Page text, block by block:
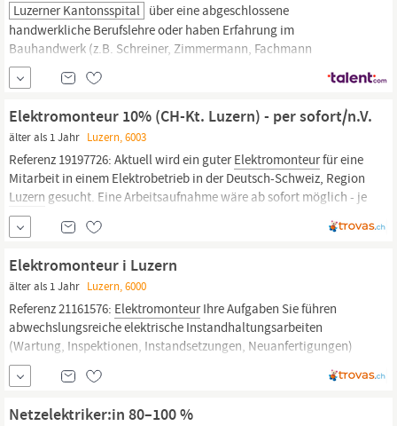
Luzerner Kantonsspital über eine abgeschlossene
handwerkliche Berufslehre oder haben Erfahrung im
Bauhandwerk (z.B. Schreiner, Zimmermann, Fachmann
Betriebsunterhalt, Polymechaniker,
handwerkliches Geschick und sind körperlich belastbar Sie
arbeiten selbständig und sind teamfähig Ihre Perspektiven Sie
leisten einen wichtigen Beitrag zu Teamwork und
Elektromonteur 10% (CH-Kt. Luzern) - per sofort/n.V.
älter als 1 Jahr Luzern, 6003
Referenz 19197726: Aktuell wird ein guterElektromonteurfür eine
Mitarbeit in einem Elektrobetrieb in der Deutsch-Schweiz, Region
Luzern gesucht. Eine Arbeitsaufnahme wäre ab sofort möglich - je
nach Verfügbarkeit und direkter Vereinbarung mit Schweizer
Arbeitgeber. Wir sind eine private Personal- und
Elektromonteur i Luzern
älter als 1 Jahr Luzern, 6000
Referenz 21161576: ElektromonteurIhre Aufgaben Sie führen
abwechslungsreiche elektrische Instandhaltungsarbeiten
(Wartung, Inspektionen, Instandsetzungen, Neuanfertigungen)
selbständig oder im Team aus. Das Aufgabengebiet ist vielseitig
und abwechslungsreich und beinhaltet diverse Tätigkeiten wie
Netzelektriker:in 80–100 %